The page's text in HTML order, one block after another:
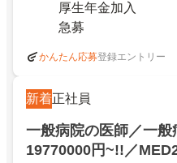
厚生年金加入
急募
かんたん応募登録エントリー
新着正社員
一般病院の医師／一
19770000円~!!／